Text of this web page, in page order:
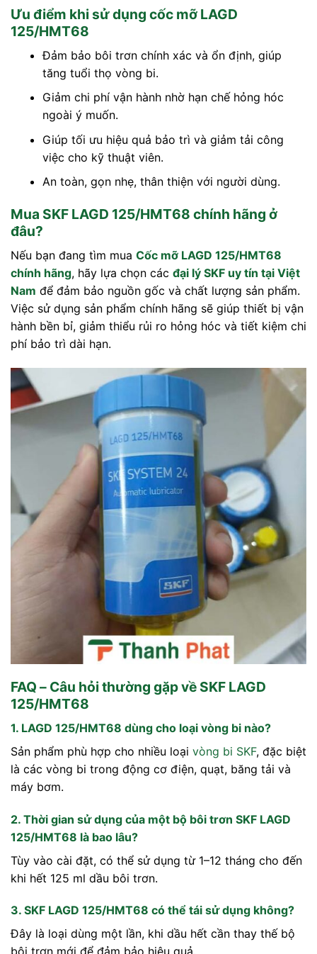
Ưu điểm khi sử dụng cốc mỡ LAGD
125/HMT68
Đảm bảo bôi trơn chính xác và ổn định, giúp
tăng tuổi thọ vòng bi.
Giảm chi phí vận hành nhờ hạn chế hỏng hóc
ngoài ý muốn.
Giúp tối ưu hiệu quả bảo trì và giảm tải công
việc cho kỹ thuật viên.
An toàn, gọn nhẹ, thân thiện với người dùng.
Mua SKF LAGD 125/HMT68 chính hãng ở
đâu?
Nếu bạn đang tìm mua Cốc mỡ LAGD 125/HMT68
chính hãng, hãy lựa chọn các đại lý SKF uy tín tại Việt
Nam để đảm bảo nguồn gốc và chất lượng sản phẩm.
Việc sử dụng sản phẩm chính hãng sẽ giúp thiết bị vận
hành bền bỉ, giảm thiểu rủi ro hỏng hóc và tiết kiệm chi
phí bảo trì dài hạn.
FAQ – Câu hỏi thường gặp về SKF LAGD
125/HMT68
1. LAGD 125/HMT68 dùng cho loại vòng bi nào?
Sản phẩm phù hợp cho nhiều loại vòng bi SKF, đặc biệt
là các vòng bi trong động cơ điện, quạt, băng tải và
máy bơm.
2. Thời gian sử dụng của một bộ bôi trơn SKF LAGD
125/HMT68 là bao lâu?
Tùy vào cài đặt, có thể sử dụng từ 1–12 tháng cho đến
khi hết 125 ml dầu bôi trơn.
3. SKF LAGD 125/HMT68 có thể tái sử dụng không?
Đây là loại dùng một lần, khi dầu hết cần thay thế bộ